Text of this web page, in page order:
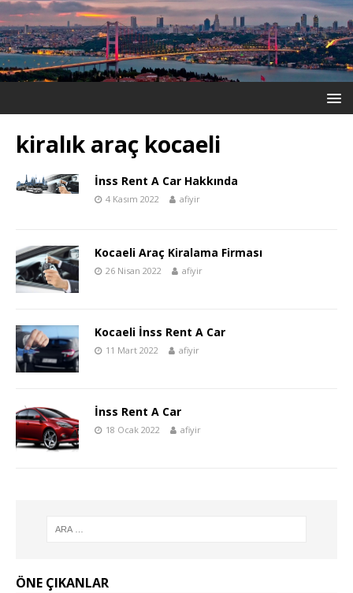
kiralık araç kocaeli
İnss Rent A Car Hakkında
4 Kasım 2022 afiyir
Kocaeli Araç Kiralama Firması
26 Nisan 2022 afiyir
Kocaeli İnss Rent A Car
11 Mart 2022 afiyir
İnss Rent A Car
18 Ocak 2022 afiyir
ÖNE ÇIKANLAR